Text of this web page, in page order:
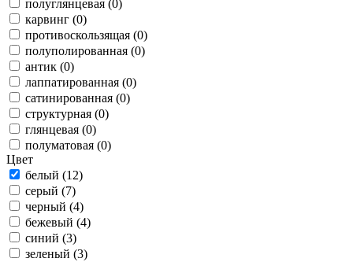
полуглянцевая (0)
карвинг (0)
противоскользящая (0)
полуполированная (0)
антик (0)
лаппатированная (0)
сатинированная (0)
структурная (0)
глянцевая (0)
полуматовая (0)
Цвет
белый (12)
серый (7)
черный (4)
бежевый (4)
синий (3)
зеленый (3)